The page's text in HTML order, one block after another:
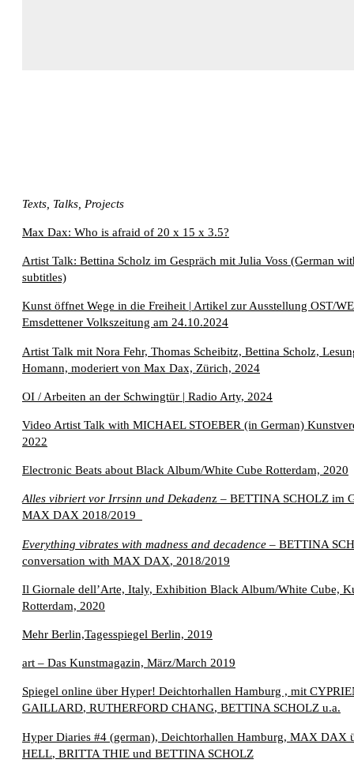
Texts, Talks, Projects
Max Dax: Who is afraid of 20 x 15 x 3.5?
Artist Talk: Bettina Scholz im Gespräch mit Julia Voss (German
subtitles)
Kunst öffnet Wege in die Freiheit | Artikel zur Ausstellung OST/
Emsdettener Volkszeitung am 24.10.2024
Artist Talk mit Nora Fehr, Thomas Scheibitz, Bettina Scholz,
Homann, moderiert von Max Dax, Zürich, 2024
OI / Arbeiten an der Schwingtür | Radio Arty, 2024
Video Artist Talk with MICHAEL STOEBER (in German)
2022
Electronic Beats about Black Album/White Cube Rotterdam, 2020
Alles vibriert vor Irrsinn und Dekadenz – BETTINA SCHOLZ im
MAX DAX 2018/2019
Everything vibrates with madness and decadence – BETTINA
conversation with MAX DAX, 2018/2019
Il Giornale dell’Arte, Italy, Exhibition Black Album/White Cube,
Rotterdam, 2020
Mehr Berlin,Tagesspiegel Berlin, 2019
art – Das Kunstmagazin, März/March 2019
Spiegel online über Hyper! Deichtorhallen Hamburg , mit
GAILLARD, RUTHERFORD CHANG, BETTINA SCHOLZ u.a.
Hyper Diaries #4 (german), Deichtorhallen Hamburg, MAX DAX
HELL, BRITTA THIE und BETTINA SCHOLZ